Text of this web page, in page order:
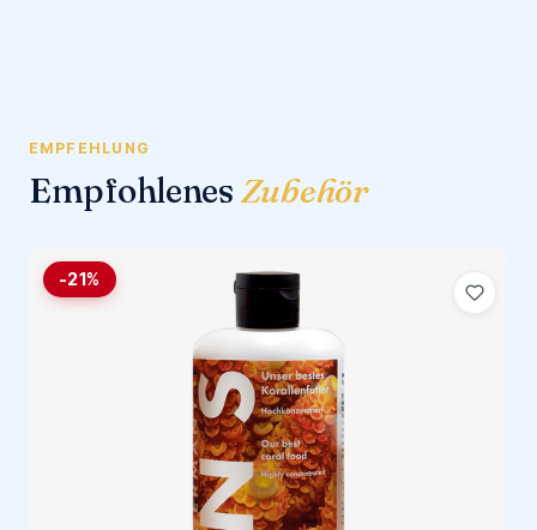
EMPFEHLUNG
Empfohlenes Zubehör
-21%